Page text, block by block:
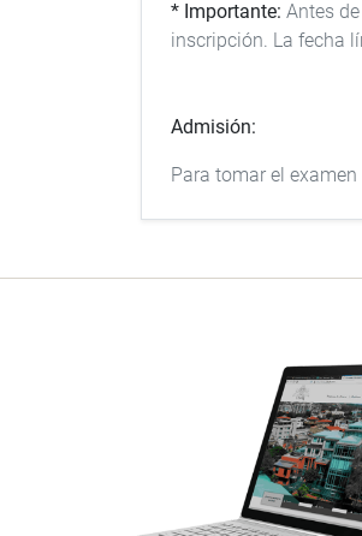
* Importante: Antes
inscripción. La fecha
Admisión:
Para tomar el